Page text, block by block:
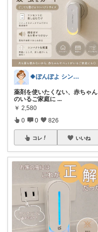
🍀ぽんぽよ シンプル時短ライフ🍀
薬剤を使いたくない、赤ちゃん
のいるご家庭に ...
￥ 2,580
0 0 826
コレ いいね